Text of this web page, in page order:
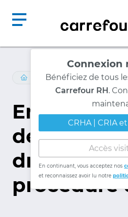
Connexion
Bénéficiez de tous
Carrefour RH .
CRHA | CRIA
Accès
En continuant, vous acceptez nos
et reconnaissez avoir lu notre
LOIS-ET-REGLEMENTS /
Entente de
dernière
droit à la
procédure